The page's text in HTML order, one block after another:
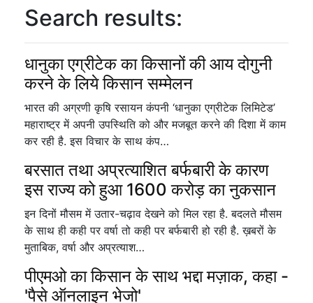
Search results:
धानुका एग्रीटेक का किसानों की आय दोगुनी
करने के लिये किसान सम्मेलन
भारत की अग्रणी कृषि रसायन कंपनी ‘धानुका एग्रीटेक लिमिटेड’
महाराष्ट्र में अपनी उपस्थिति को और मजबूत करने की दिशा में काम
कर रही है. इस विचार के साथ कंप…
बरसात तथा अप्रत्याशित बर्फबारी के कारण
इस राज्य को हुआ 1600 करोड़ का नुकसान
इन दिनों मौसम में उतार-चढ़ाव देखने को मिल रहा है. बदलते मौसम
के साथ ही कही पर वर्षा तो कही पर बर्फबारी हो रही है. ख़बरों के
मुताबिक, वर्षा और अप्रत्याश…
पीएमओ का किसान के साथ भद्दा मज़ाक, कहा -
'पैसे ऑनलाइन भेजो'